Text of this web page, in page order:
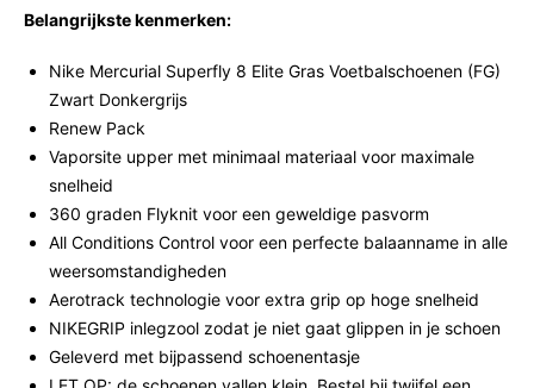
Belangrijkste kenmerken:
Nike Mercurial Superfly 8 Elite Gras Voetbalschoenen (FG)
Zwart Donkergrijs
Renew Pack
Vaporsite upper met minimaal materiaal voor maximale
snelheid
360 graden Flyknit voor een geweldige pasvorm
All Conditions Control voor een perfecte balaanname in alle
weersomstandigheden
Aerotrack technologie voor extra grip op hoge snelheid
NIKEGRIP inlegzool zodat je niet gaat glippen in je schoen
Geleverd met bijpassend schoenentasje